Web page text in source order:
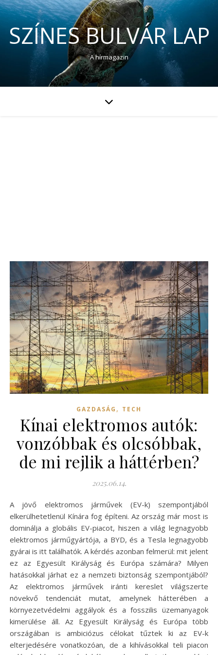
SZÍNES BULVÁR LAP
A hírmagazin
GAZDASÁG , TECH
Kínai elektromos autók:
vonzóbbak és olcsóbbak,
de mi rejlik a háttérben?
2025.06.14.
A jövő elektromos járművek (EV-k) szempontjából
elkerülhetetlenül Kínára fog építeni. Az ország már most is
dominálja a globális EV-piacot, hiszen a világ legnagyobb
elektromos járműgyártója, a BYD, és a Tesla legnagyobb
gyárai is itt találhatók. A kérdés azonban felmerül: mit jelent
ez az Egyesült Királyság és Európa számára? Milyen
hatásokkal járhat ez a nemzeti biztonság szempontjából?
Az elektromos járművek iránti kereslet világszerte
növekvő tendenciát mutat, amelynek hátterében a
környezetvédelmi aggályok és a fosszilis üzemanyagok
kimerülése áll. Az Egyesült Királyság és Európa több
országában is ambiciózus célokat tűztek ki az EV-k
elterjedésére vonatkozóan, de a kihívásokkal teli piacon